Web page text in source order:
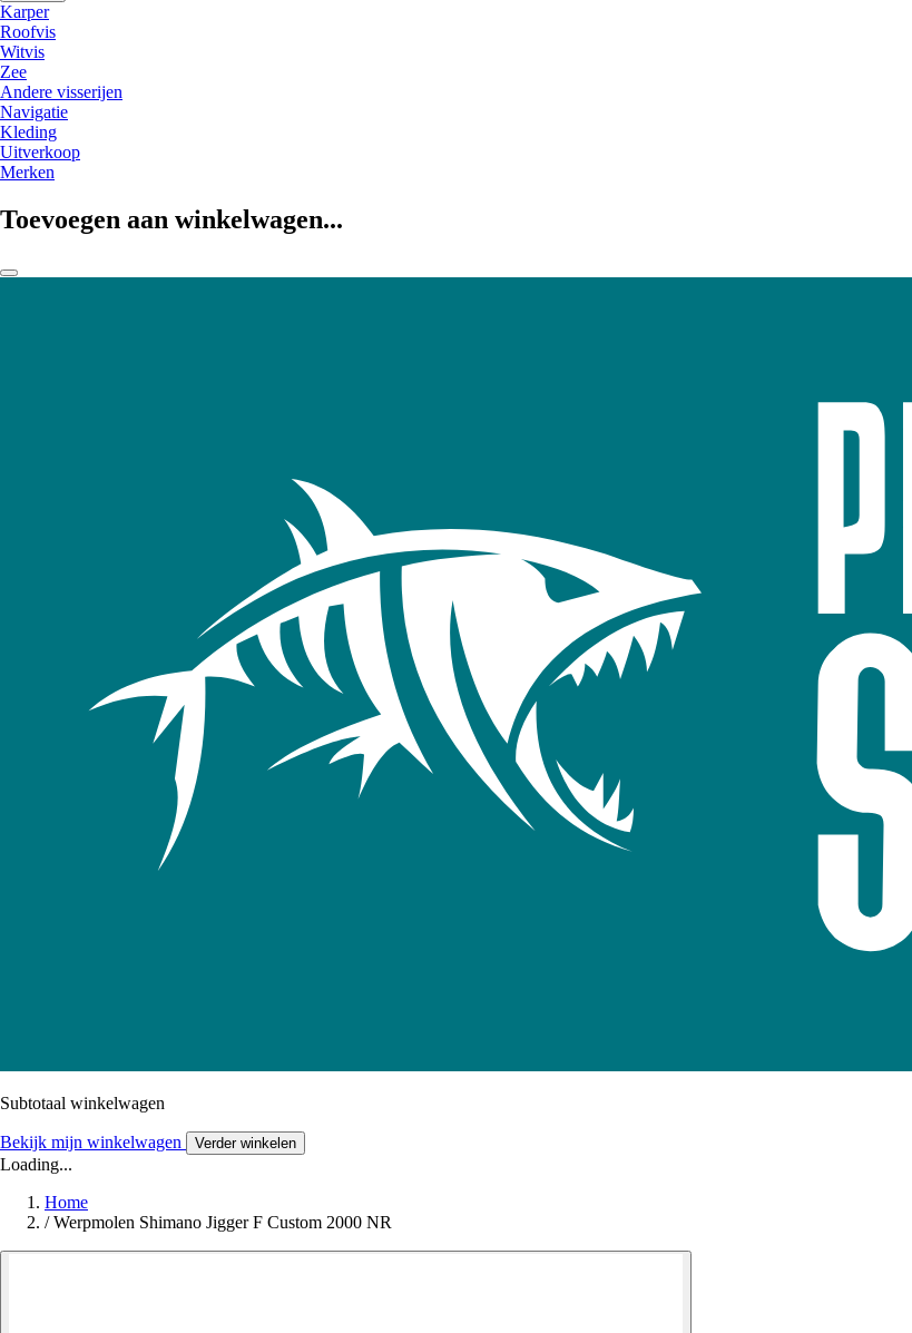
Karper
Roofvis
Witvis
Zee
Andere visserijen
Navigatie
Kleding
Uitverkoop
Merken
Toevoegen aan winkelwagen...
Subtotaal winkelwagen
Bekijk mijn winkelwagen Verder winkelen
Loading...
Home
/ Werpmolen Shimano Jigger F Custom 2000 NR